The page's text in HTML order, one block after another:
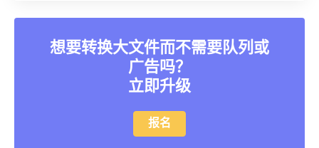
想要转换大文件而不需要队列或
广告吗？
立即升级
报名